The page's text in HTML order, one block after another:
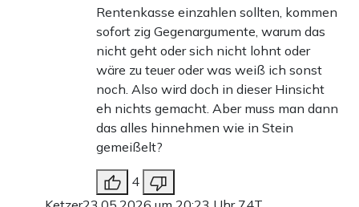
Rentenkasse einzahlen sollten, kommen
sofort zig Gegenargumente, warum das
nicht geht oder sich nicht lohnt oder
wäre zu teuer oder was weiß ich sonst
noch. Also wird doch in dieser Hinsicht
eh nichts gemacht. Aber muss man dann
das alles hinnehmen wie in Stein
gemeißelt?
4